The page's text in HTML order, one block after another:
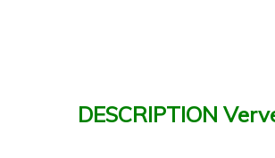
DESCRIPTION